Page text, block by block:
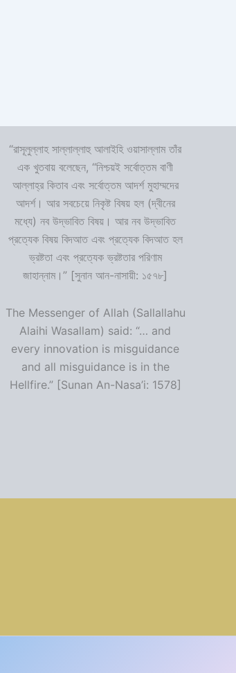
“রাসূলুল্লাহ সাল্লাল্লাহু আলাইহি ওয়াসাল্লাম তাঁর
এক খুতবায় বলেছেন, “নিশ্চয়ই সর্বোত্তম বাণী
আল্লাহ্‌র কিতাব এবং সর্বোত্তম আদর্শ মুহাম্মদের
আদর্শ। আর সবচেয়ে নিকৃষ্ট বিষয় হল (দ্বীনের
মধ্যে) নব উদ্ভাবিত বিষয়। আর নব উদ্ভাবিত
প্রত্যেক বিষয় বিদআত এবং প্রত্যেক বিদআত হল
ভ্রষ্টতা এবং প্রত্যেক ভ্রষ্টতার পরিণাম
জাহান্নাম।” [সুনান আন-নাসায়ী: ১৫৭৮]
The Messenger of Allah (Sallallahu
Alaihi Wasallam) said: “… and
every innovation is misguidance
and all misguidance is in the
Hellfire.” [Sunan An-Nasa’i: 1578]